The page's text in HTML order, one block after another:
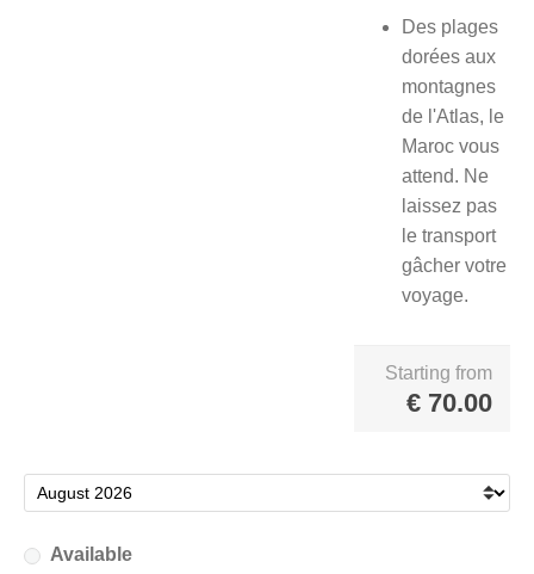
Des plages
dorées aux
montagnes
de l'Atlas, le
Maroc vous
attend. Ne
laissez pas
le transport
gâcher votre
voyage.
Starting from
€ 70.00
Available